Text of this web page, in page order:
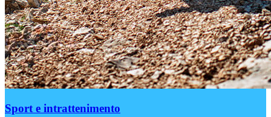
Sport e intrattenimento